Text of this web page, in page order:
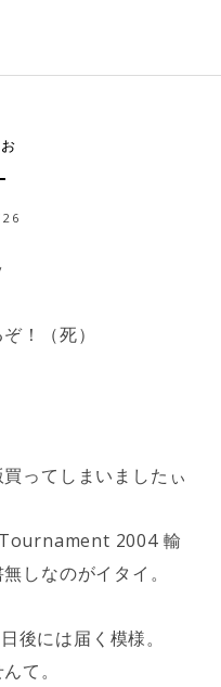
！（死）
ってしまいましたぃ
2004 輸
しなのがイタイ。
後には届く模様。
て。